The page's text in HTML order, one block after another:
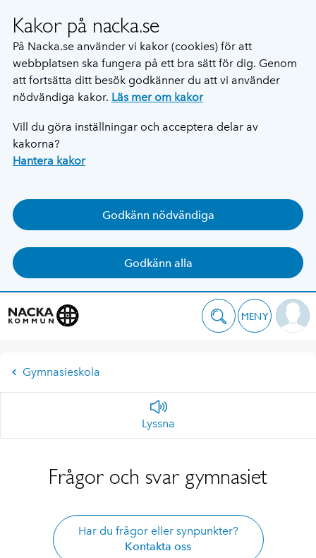
Kakor på nacka.se
På Nacka.se använder vi kakor (cookies) för att
webbplatsen ska fungera på ett bra sätt för dig. Genom
att fortsätta ditt besök godkänner du att vi använder
nödvändiga kakor. Läs mer om kakor
Vill du göra inställningar och acceptera delar av
kakorna?
Hantera kakor
Godkänn nödvändiga
Godkänn alla
MENY
Gymnasieskola
Lyssna
Frågor och svar gymnasiet
Har du frågor eller synpunkter?
Kontakta oss